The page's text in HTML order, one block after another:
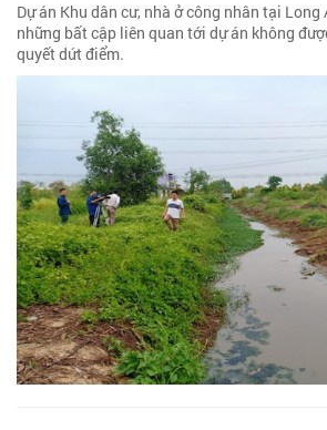
Dự án Khu dân cư, nhà ở công nhân tại Long
những bất cập liên quan tới dự án không
quyết dứt điểm.